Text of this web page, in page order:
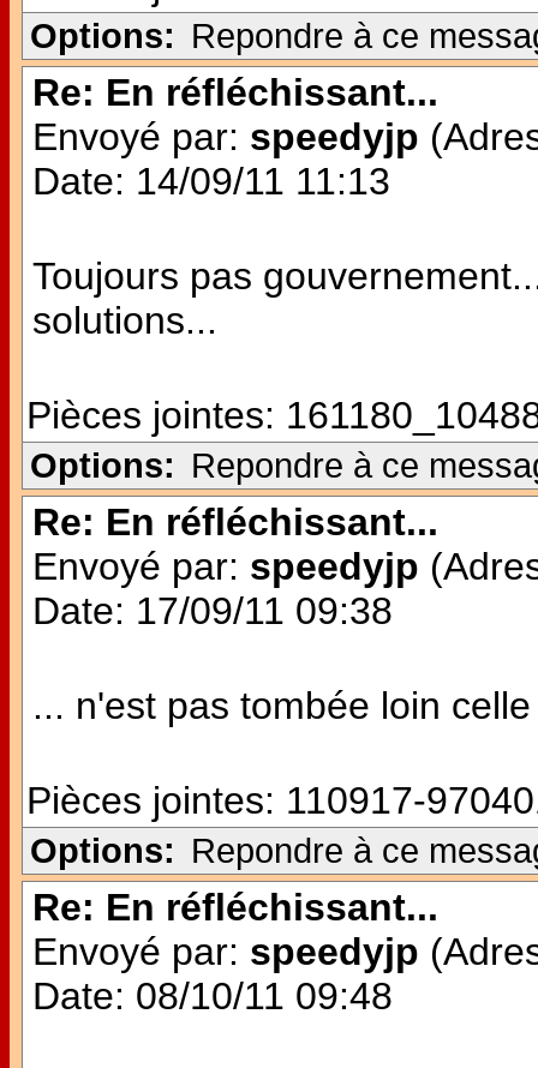
Options: Repondre à ce
Re: En réfléchissant...
Envoyé par: speedyjp
Date: 14/09/11 11:13
Toujours pas
solutions...
Pièces jointes:
Options: Repondre à ce
Re: En réfléchissant...
Envoyé par: speedyjp
Date: 17/09/11 09:38
... n'est pas tombée loin
Pièces jointes: 110917-
Options: Repondre à ce
Re: En réfléchissant...
Envoyé par: speedyjp
Date: 08/10/11 09:48